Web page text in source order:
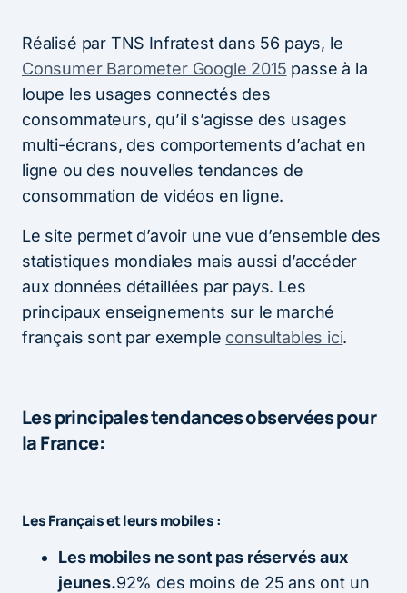
Réalisé par TNS Infratest dans 56 pays, le
Consumer Barometer Google 2015 passe à la
loupe les usages connectés des
consommateurs, qu’il s’agisse des usages
multi-écrans, des comportements d’achat en
ligne ou des nouvelles tendances de
consommation de vidéos en ligne.
Le site permet d’avoir une vue d’ensemble des
statistiques mondiales mais aussi d’accéder
aux données détaillées par pays. Les
principaux enseignements sur le marché
français sont par exemple consultables ici.
Les principales tendances observées pour
la France:
Les Français et leurs mobiles :
Les mobiles ne sont pas réservés aux
jeunes.92% des moins de 25 ans ont un